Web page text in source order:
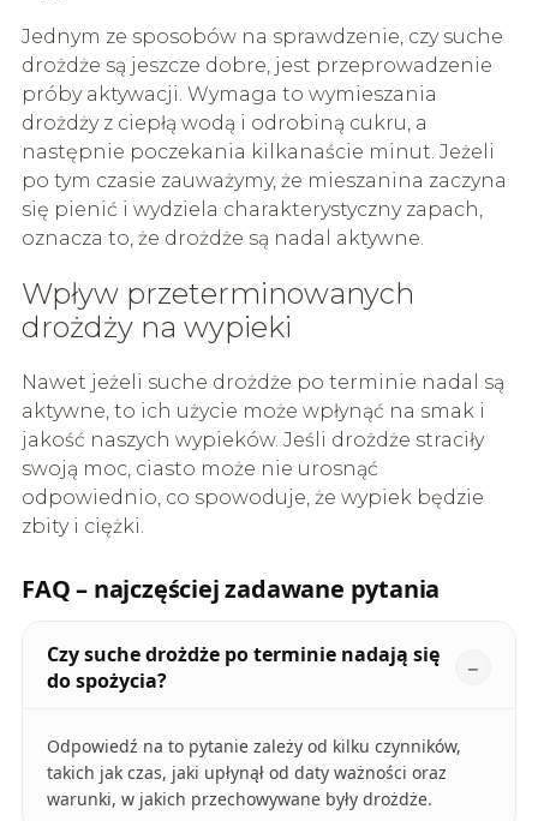
Jednym ze sposobów na sprawdzenie, czy suche
drożdże są jeszcze dobre, jest przeprowadzenie
próby aktywacji. Wymaga to wymieszania
drożdży z ciepłą wodą i odrobiną cukru, a
następnie poczekania kilkanaście minut. Jeżeli
po tym czasie zauważymy, że mieszanina zaczyna
się pienić i wydziela charakterystyczny zapach,
oznacza to, że drożdże są nadal aktywne.
Wpływ przeterminowanych
drożdży na wypieki
Nawet jeżeli suche drożdże po terminie nadal są
aktywne, to ich użycie może wpłynąć na smak i
jakość naszych wypieków. Jeśli drożdże straciły
swoją moc, ciasto może nie urosnąć
odpowiednio, co spowoduje, że wypiek będzie
zbity i ciężki.
FAQ – najczęściej zadawane pytania
Czy suche drożdże po terminie nadają się
do spożycia?
Odpowiedź na to pytanie zależy od kilku czynników,
takich jak czas, jaki upłynął od daty ważności oraz
warunki, w jakich przechowywane były drożdże.